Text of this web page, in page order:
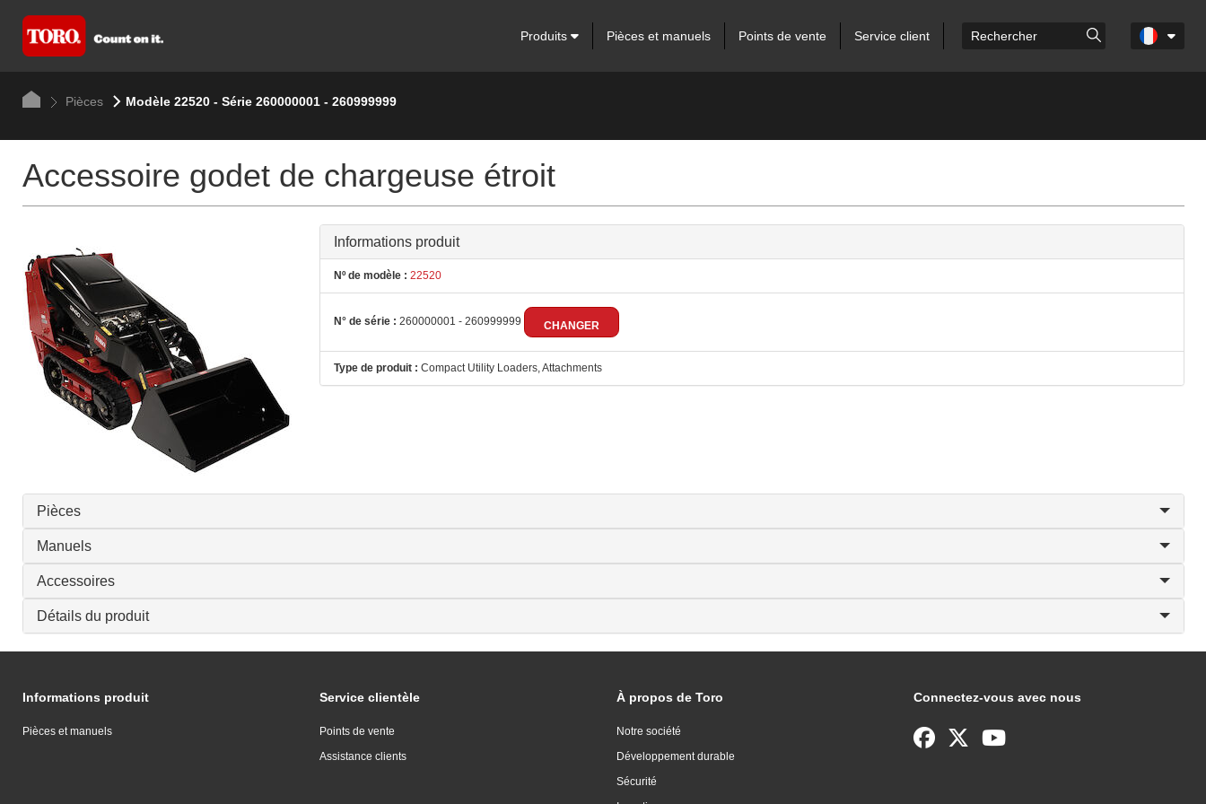
Produits Pièces et manuels Points de vente Service client
Pièces Modèle 22520 - Série 260000001 - 260999999
Accessoire godet de chargeuse étroit
Informations produit
Nº de modèle : 22520
N° de série : 260000001 - 260999999 CHANGER
Type de produit : Compact Utility Loaders, Attachments
Pièces
Manuels
Accessoires
Détails du produit
Informations produit
Pièces et manuels
Service clientèle
Points de vente
Assistance clients
À propos de Toro
Notre société
Développement durable
Sécurité
Connectez-vous avec nous